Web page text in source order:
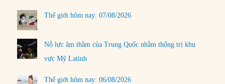
Thế giới hôm nay: 07/08/2026
Nỗ lực âm thầm của Trung Quốc nhằm thống trị khu
vực Mỹ Latinh
Thế giới hôm nay: 06/08/2026